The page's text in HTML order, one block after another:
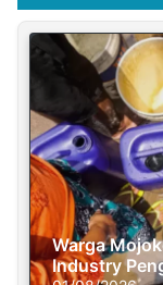
Warga
Industry